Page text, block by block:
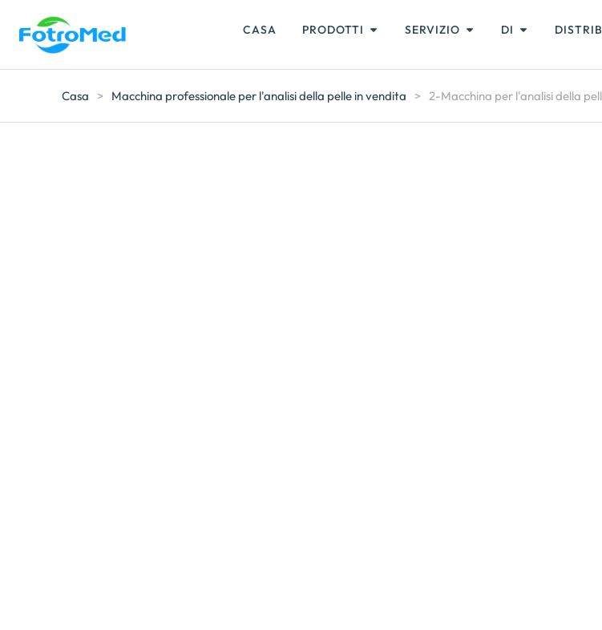
CASA PRODOTTI SERVIZIO DI
Casa > Macchina professionale per l'analisi della pelle in vendita > 2-Macchina per l'analisi della